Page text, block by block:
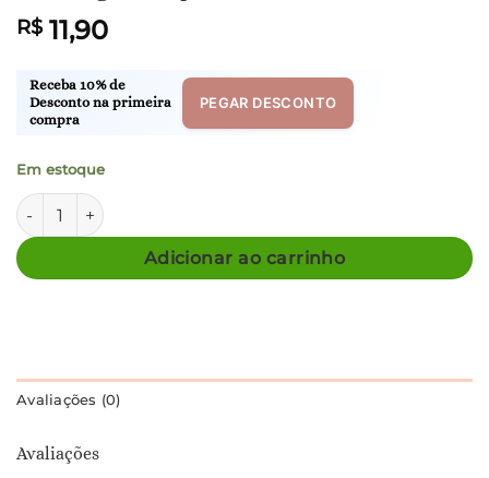
R$11,90
Receba 10% de
Desconto na primeira
compra
PEGAR DESCONTO
Em estoque
Embalagem de presente quantidade
Adicionar ao carrinho
Avaliações (0)
Avaliações